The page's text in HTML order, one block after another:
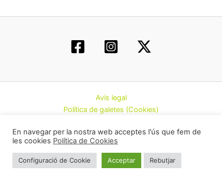
Avís legal
Política de galetes (Cookies)
Contacte
Cannàbiques de Catalunya (CatFAC)
En navegar per la nostra web acceptes l'ús que fem de
les cookies Política de Cookies
Configuració de Cookie Acceptar Rebutjar